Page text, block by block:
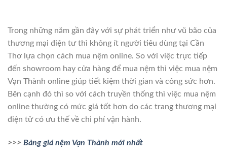
Trong những năm gần đây với sự phát triển như vũ bão của
thương mại điện tư thì không ít người tiêu dùng tại Cần
Thơ lựa chọn cách mua nệm online. So với việc trực tiếp
đến showroom hay cửa hàng để mua nệm thì việc mua nệm
Vạn Thành online giúp tiết kiệm thời gian và công sức hơn.
Bên cạnh đó thì so với cách truyền thống thì việc mua nệm
online thường có mức giá tốt hơn do các trang thương mại
điện tử có ưu thế về chi phí vận hành.
>>> Bảng giá nệm Vạn Thành mới nhất